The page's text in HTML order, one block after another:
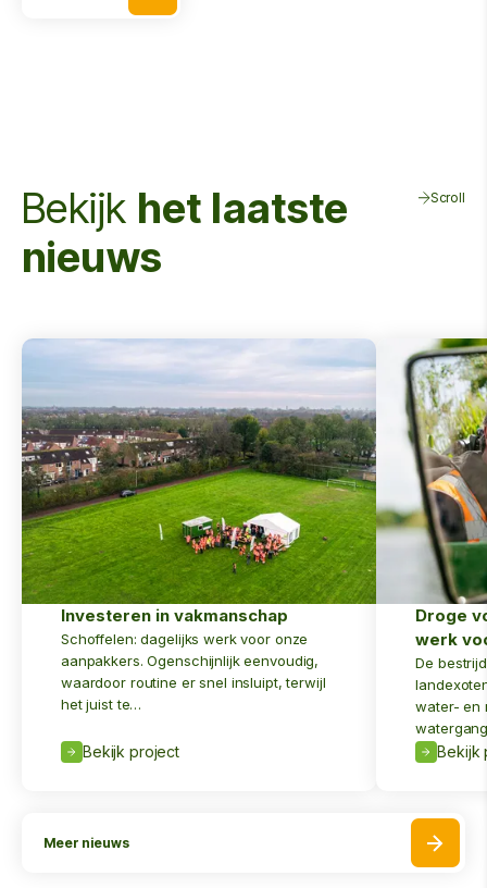
Bekijk het laatste
nieuws
Scroll
Investeren in vakmanschap
Schoffelen: dagelijks werk voor onze
aanpakkers. Ogenschijnlijk eenvoudig,
waardoor routine er snel insluipt, terwijl
het juist te…
Bekijk project
Droge
werk
De
water- en
Bekijk
Meer nieuws